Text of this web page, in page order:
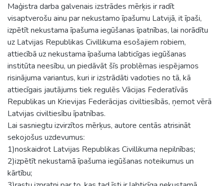
Maģistra darba galvenais izstrādes mērķis ir radīt
visaptverošu ainu par nekustamo īpašumu Latvijā, it īpaši,
izpētīt nekustama īpašuma iegūšanas īpatnības, lai norādītu
uz Latvijas Republikas Civillikuma esošajiem robiem,
attiecībā uz nekustama īpašuma labticīgas iegūšanas
institūta neesību, un piedāvāt šīs problēmas iespējamos
risinājuma variantus, kuri ir izstrādāti vadoties no tā, kā
attiecīgais jautājums tiek regulēs Vācijas Federatīvās
Republikas un Krievijas Federācijas civiltiesībās, ņemot vērā
Latvijas civiltiesību īpatnības.
Lai sasniegtu izvirzītos mērķus, autore centās atrisināt
sekojošus uzdevumus:
1)noskaidrot Latvijas Republikas Civillikuma nepilnības;
2)izpētīt nekustamā īpašuma iegūšanas noteikumus un
kārtību;